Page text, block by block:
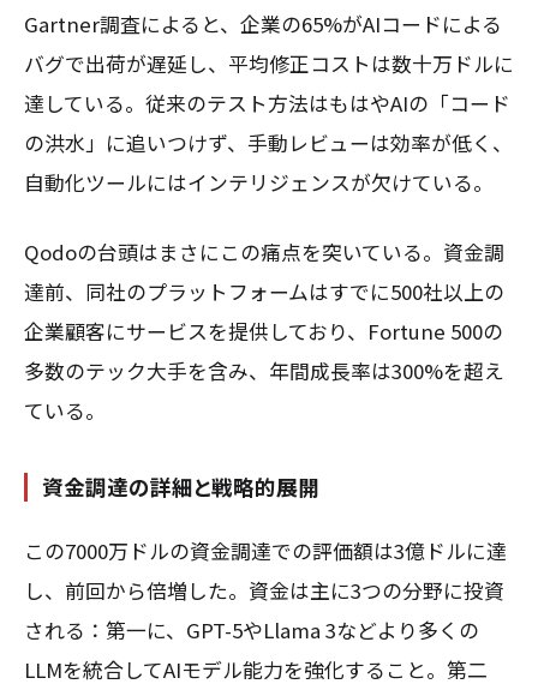
Gartner調査によると、企業の65%がAIコードによる
バグで出荷が遅延し、平均修正コストは数十万ドルに
達している。従来のテスト方法はもはやAIの「コード
の洪水」に追いつけず、手動レビューは効率が低く、
自動化ツールにはインテリジェンスが欠けている。
Qodoの台頭はまさにこの痛点を突いている。資金調
達前、同社のプラットフォームはすでに500社以上の
企業顧客にサービスを提供しており、Fortune 500の
多数のテック大手を含み、年間成長率は300%を超え
ている。
資金調達の詳細と戦略的展開
この7000万ドルの資金調達での評価額は3億ドルに達
し、前回から倍増した。資金は主に3つの分野に投資
される：第一に、GPT-5やLlama 3などより多くの
LLMを統合してAIモデル能力を強化すること。第二